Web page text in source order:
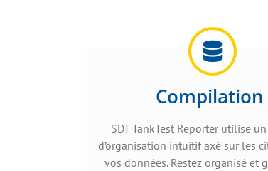
Compilation
SDT TankTest Reporter utilise
d’organisation intuitif axé sur les
vos données. Restez organisé et